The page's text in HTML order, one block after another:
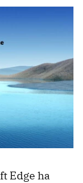
Edge ha